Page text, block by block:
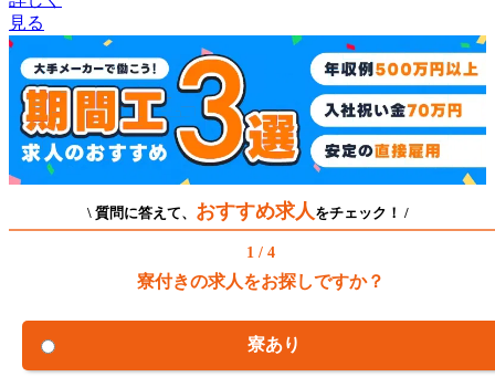
見る
\ 質問に答えて、 おすすめ求人 をチェック！ /
1 / 4
寮付きの求人をお探しですか？
寮あり